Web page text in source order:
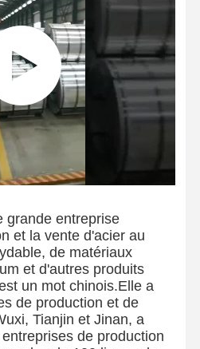
grande entreprise
et la vente d'acier au
de matériaux
et d'autres produits
un mot chinois.Elle a
de production et de
Tianjin et Jinan, a
de production